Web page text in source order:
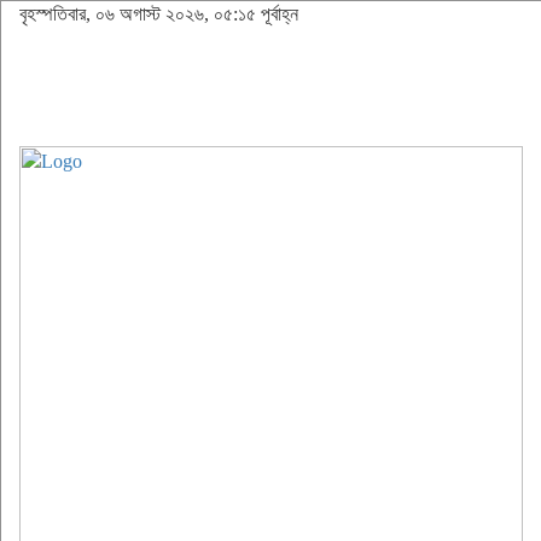
বৃহস্পতিবার, ০৬ অগাস্ট ২০২৬, ০৫:১৫ পূর্বাহ্ন